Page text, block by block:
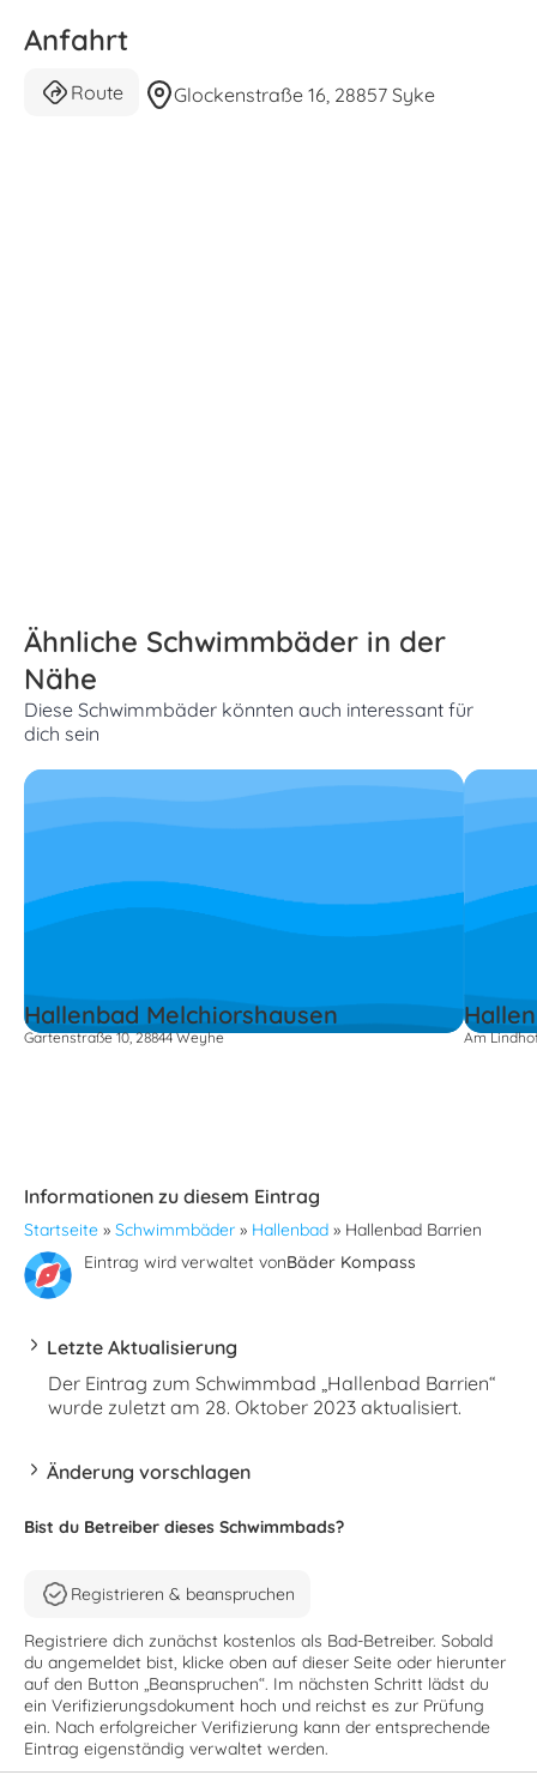
Anfahrt
Route Glockenstraße 16, 28857 Syke
Ähnliche Schwimmbäder in der
Nähe
Diese Schwimmbäder könnten auch interessant für
dich sein
Hallenbad Melchiorshausen
Gartenstraße 10, 28844 Weyhe Am
Informationen zu diesem Eintrag
Startseite » Schwimmbäder » Hallenbad » Hallenbad Barrien
Eintrag wird verwaltet vonBäder Kompass
Letzte Aktualisierung
Der Eintrag zum Schwimmbad „Hallenbad Barrien“
wurde zuletzt am 28. Oktober 2023 aktualisiert.
Änderung vorschlagen
Bist du Betreiber dieses Schwimmbads?
Registrieren & beanspruchen
Registriere dich zunächst kostenlos als Bad-Betreiber. Sobald
du angemeldet bist, klicke oben auf dieser Seite oder hierunter
auf den Button „Beanspruchen“. Im nächsten Schritt lädst du
ein Verifizierungsdokument hoch und reichst es zur Prüfung
ein. Nach erfolgreicher Verifizierung kann der entsprechende
Eintrag eigenständig verwaltet werden.